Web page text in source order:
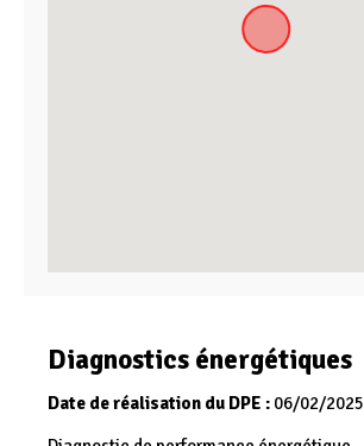
Diagnostics énergétiques
Date de réalisation du DPE : 06/02/2025